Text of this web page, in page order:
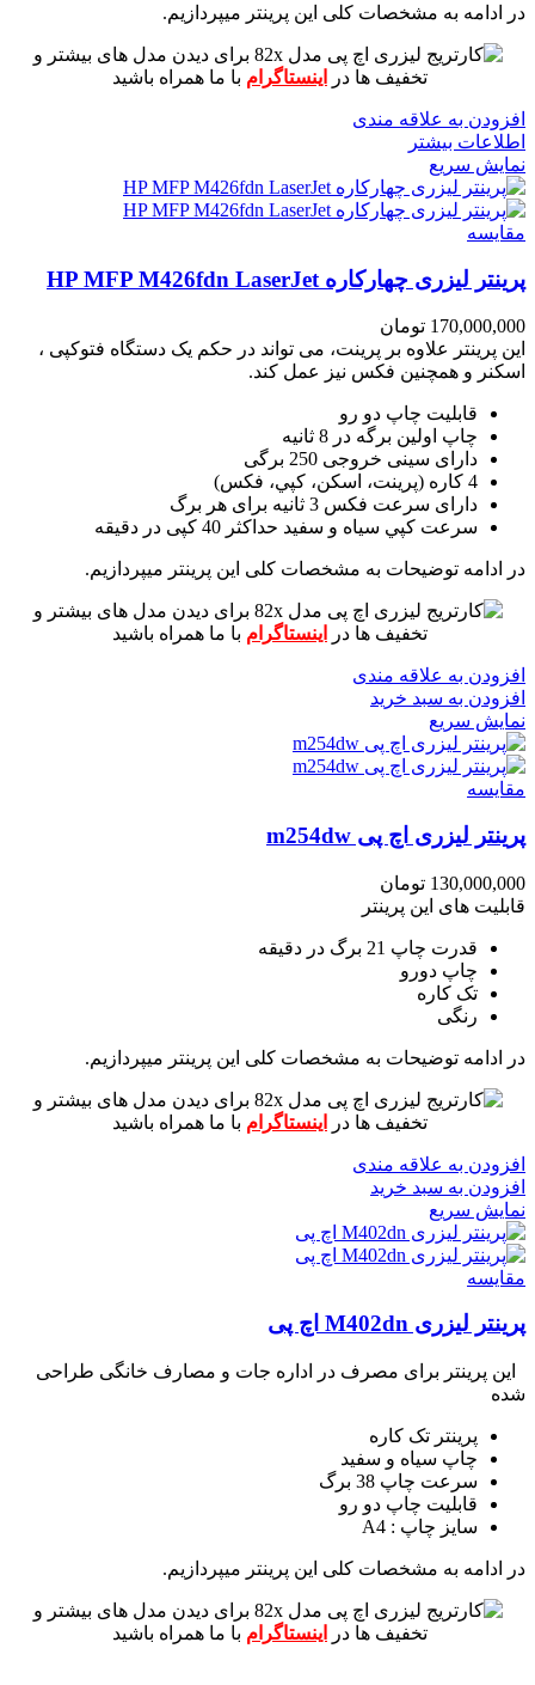
در ادامه به مشخصات کلی این پرینتر میپردازیم.
برای دیدن مدل های بیشتر و
تخفیف ها در
اینستاگرام با ما همراه باشید
افزودن به علاقه مندی
اطلاعات بیشتر
نمایش سریع
مقايسه
پرینتر لیزری چهارکاره HP MFP M426fdn LaserJet
170,000,000 تومان
این پرینتر علاوه بر پرینت، می تواند در حکم یک دستگاه فتوکپی ،
اسکنر و همچنین فکس نیز عمل کند.
قابلیت چاپ دو رو
چاپ اولین برگه در 8 ثانیه
دارای سینی خروجی 250 برگی
4 کاره (پرينت، اسکن، کپي، فکس)
دارای سرعت فکس 3 ثانیه برای هر برگ
سرعت کپي سياه و سفيد حداکثر 40 کپی در دقیقه
در ادامه توضیحات به مشخصات کلی این پرینتر میپردازیم.
برای دیدن مدل های بیشتر و
تخفیف ها در
اینستاگرام با ما همراه باشید
افزودن به علاقه مندی
افزودن به سبد خرید
نمایش سریع
مقايسه
پرینتر لیزری اچ پی m254dw
130,000,000 تومان
قابلیت های این پرینتر
قدرت چاپ 21 برگ در دقیقه
چاپ دورو
تک کاره
رنگی
در ادامه توضیحات به مشخصات کلی این پرینتر میپردازیم.
برای دیدن مدل های بیشتر و
تخفیف ها در
اینستاگرام با ما همراه باشید
افزودن به علاقه مندی
افزودن به سبد خرید
نمایش سریع
مقايسه
پرینتر لیزری M402dn اچ پی
این پرینتر برای مصرف در اداره جات و مصارف خانگی طراحی
شده
پرینتر تک کاره
چاپ سیاه و سفید
سرعت چاپ 38 برگ
قابلیت چاپ دو رو
سایز چاپ : A4
در ادامه به مشخصات کلی این پرینتر میپردازیم.
برای دیدن مدل های بیشتر و
تخفیف ها در
اینستاگرام با ما همراه باشید